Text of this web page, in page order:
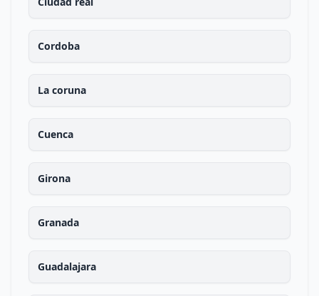
Cordoba
La coruna
Cuenca
Girona
Granada
Guadalajara